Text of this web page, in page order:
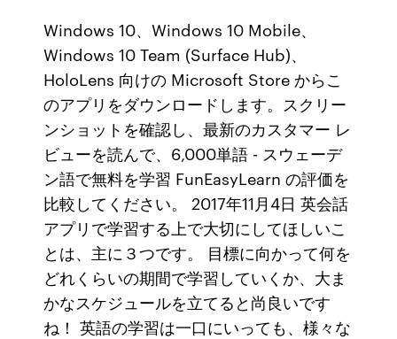
Windows 10、Windows 10 Mobile、
Windows 10 Team (Surface Hub)、
HoloLens 向けの Microsoft Store からこ
のアプリをダウンロードします。スクリー
ンショットを確認し、最新のカスタマー レ
ビューを読んで、6,000単語 - スウェーデ
ン語で無料を学習 FunEasyLearn の評価を
比較してください。 2017年11月4日 英会話
アプリで学習する上で大切にしてほしいこ
とは、主に３つです。 目標に向かって何を
どれくらいの期間で学習していくか、大ま
かなスケジュールを立てると尚良いです
ね！ 英語の学習は一口にいっても、様々な